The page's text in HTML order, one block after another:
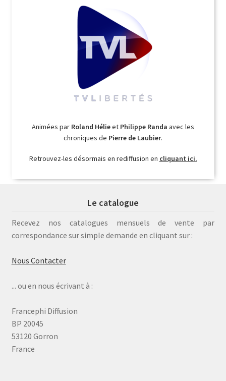
Animées par Roland Hélieet Philippe Randa avec les
chroniques de Pierre de Laubier.
Retrouvez-les désormais en rediffusion en cliquant ici.
Le catalogue
Recevez nos catalogues mensuels de vente par
correspondance sur simple demande en cliquant sur :
Nous Contacter
... ou en nous écrivant à :
Francephi Diffusion
BP 20045
53120 Gorron
France